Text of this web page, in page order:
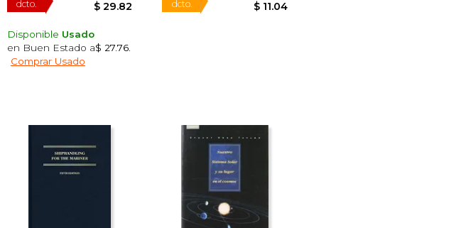
$ 59.63
$ 29.82
Disponible Usado
en Buen Estado a$ 27.76.
Comprar Usado
15%
dcto.